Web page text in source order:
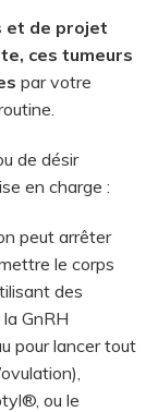
et de projet
ces tumeurs
par votre
de désir
en charge :
peut arrêter
le corps
des
GnRH
pour lancer tout
ou le